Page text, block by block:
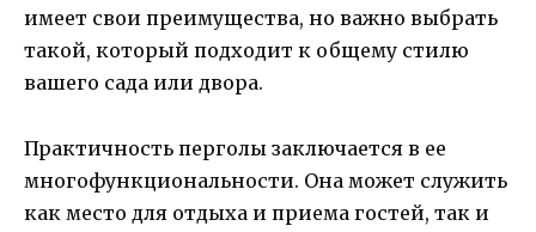
имеет свои преимущества, но важно выбрать
такой, который подходит к общему стилю
вашего сада или двора.
Практичность перголы заключается в ее
многофункциональности. Она может служить
как место для отдыха и приема гостей, так и